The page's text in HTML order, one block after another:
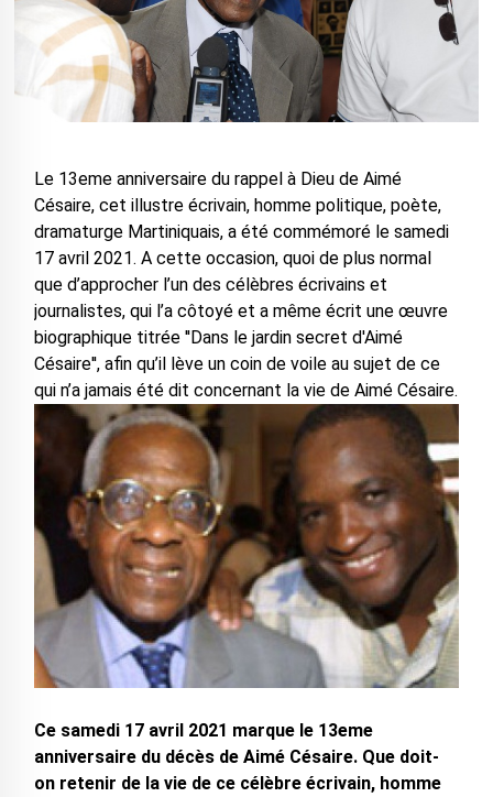
Le 13eme anniversaire du rappel à Dieu de Aimé
Césaire, cet illustre écrivain, homme politique, poète,
dramaturge Martiniquais, a été commémoré le samedi
17 avril 2021. A cette occasion, quoi de plus normal
que d’approcher l’un des célèbres écrivains et
journalistes, qui l’a côtoyé et a même écrit une œuvre
biographique titrée ''Dans le jardin secret d'Aimé
Césaire'', afin qu’il lève un coin de voile au sujet de ce
qui n’a jamais été dit concernant la vie de Aimé Césaire.
Ce samedi 17 avril 2021 marque le 13eme
anniversaire du décès de Aimé Césaire. Que doit-
on retenir de la vie de ce célèbre écrivain, homme